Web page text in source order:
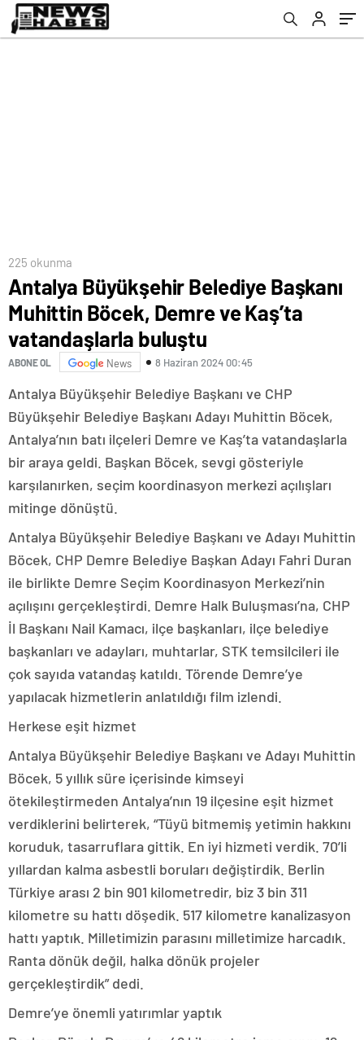
vatandaşlarla buluştu
225 okunma
Antalya Büyükşehir Belediye Başkanı
Muhittin Böcek, Demre ve Kaş’ta
vatandaşlarla buluştu
ABONE OL News 8 Haziran 2024 00:45
Antalya Büyükşehir Belediye Başkanı ve CHP
Büyükşehir Belediye Başkanı Adayı Muhittin Böcek,
Antalya’nın batı ilçeleri Demre ve Kaş’ta vatandaşlarla
bir araya geldi. Başkan Böcek, sevgi gösteriyle
karşılanırken, seçim koordinasyon merkezi açılışları
mitinge dönüştü.
Antalya Büyükşehir Belediye Başkanı ve Adayı Muhittin
Böcek, CHP Demre Belediye Başkan Adayı Fahri Duran
ile birlikte Demre Seçim Koordinasyon Merkezi’nin
açılışını gerçekleştirdi. Demre Halk Buluşması’na, CHP
İl Başkanı Nail Kamacı, ilçe başkanları, ilçe belediye
başkanları ve adayları, muhtarlar, STK temsilcileri ile
çok sayıda vatandaş katıldı. Törende Demre’ye
yapılacak hizmetlerin anlatıldığı film izlendi.
Herkese eşit hizmet
Antalya Büyükşehir Belediye Başkanı ve Adayı Muhittin
Böcek, 5 yıllık süre içerisinde kimseyi
ötekileştirmeden Antalya’nın 19 ilçesine eşit hizmet
verdiklerini belirterek, “Tüyü bitmemiş yetimin hakkını
koruduk, tasarruflara gittik. En iyi hizmeti verdik. 70’li
yıllardan kalma asbestli boruları değiştirdik. Berlin
Türkiye arası 2 bin 901 kilometredir, biz 3 bin 311
kilometre su hattı döşedik. 517 kilometre kanalizasyon
hattı yaptık. Milletimizin parasını milletimize harcadık.
Ranta dönük değil, halka dönük projeler
gerçekleştirdik” dedi.
Demre’ye önemli yatırımlar yaptık